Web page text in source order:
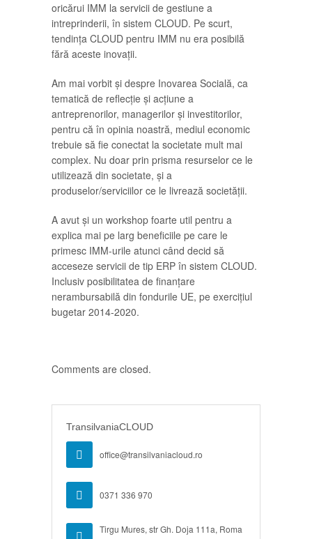
oricărui IMM la servicii de gestiune a
intreprinderii, în sistem CLOUD. Pe scurt,
tendința CLOUD pentru IMM nu era posibilă
fără aceste inovații.
Am mai vorbit și despre Inovarea Socială, ca
tematică de reflecție și acțiune a
antreprenorilor, managerilor și investitorilor,
pentru că în opinia noastră, mediul economic
trebuie să fie conectat la societate mult mai
complex. Nu doar prin prisma resurselor ce le
utilizează din societate, și a
produselor/serviciilor ce le livrează societății.
A avut și un workshop foarte util pentru a
explica mai pe larg beneficiile pe care le
primesc IMM-urile atunci când decid să
acceseze servicii de tip ERP în sistem CLOUD.
Inclusiv posibilitatea de finanțare
nerambursabilă din fondurile UE, pe exercițiul
bugetar 2014-2020.
Comments are closed.
TransilvaniaCLOUD
office@transilvaniacloud.ro
0371 336 970
Tirgu Mures, str Gh. Doja 111a, Roma